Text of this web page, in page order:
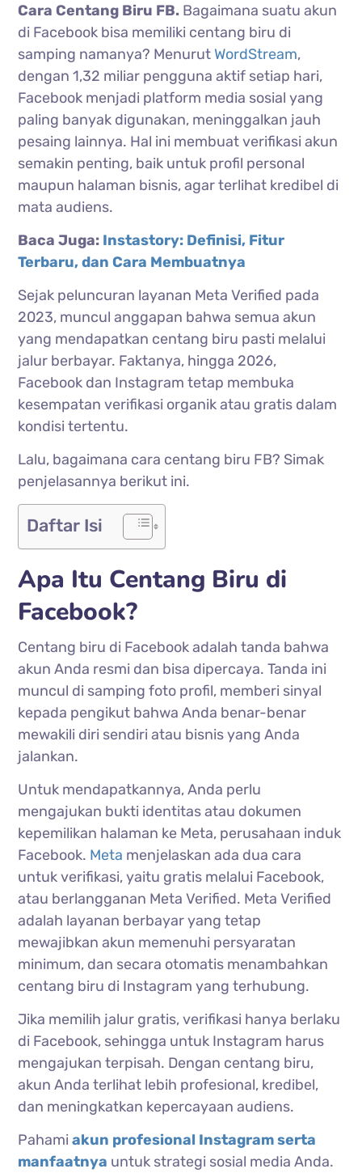
Cara Centang Biru FB. Bagaimana suatu akun
di Facebook bisa memiliki centang biru di
samping namanya? Menurut WordStream,
dengan 1,32 miliar pengguna aktif setiap hari,
Facebook menjadi platform media sosial yang
paling banyak digunakan, meninggalkan jauh
pesaing lainnya. Hal ini membuat verifikasi akun
semakin penting, baik untuk profil personal
maupun halaman bisnis, agar terlihat kredibel di
mata audiens.
Baca Juga: Instastory: Definisi, Fitur
Terbaru, dan Cara Membuatnya
Sejak peluncuran layanan Meta Verified pada
2023, muncul anggapan bahwa semua akun
yang mendapatkan centang biru pasti melalui
jalur berbayar. Faktanya, hingga 2026,
Facebook dan Instagram tetap membuka
kesempatan verifikasi organik atau gratis dalam
kondisi tertentu.
Lalu, bagaimana cara centang biru FB? Simak
penjelasannya berikut ini.
Daftar Isi
Apa Itu Centang Biru di
Facebook?
Centang biru di Facebook adalah tanda bahwa
akun Anda resmi dan bisa dipercaya. Tanda ini
muncul di samping foto profil, memberi sinyal
kepada pengikut bahwa Anda benar-benar
mewakili diri sendiri atau bisnis yang Anda
jalankan.
Untuk mendapatkannya, Anda perlu
mengajukan bukti identitas atau dokumen
kepemilikan halaman ke Meta, perusahaan induk
Facebook. Meta menjelaskan ada dua cara
untuk verifikasi, yaitu gratis melalui Facebook,
atau berlangganan Meta Verified. Meta Verified
adalah layanan berbayar yang tetap
mewajibkan akun memenuhi persyaratan
minimum, dan secara otomatis menambahkan
centang biru di Instagram yang terhubung.
Jika memilih jalur gratis, verifikasi hanya berlaku
di Facebook, sehingga untuk Instagram harus
mengajukan terpisah. Dengan centang biru,
akun Anda terlihat lebih profesional, kredibel,
dan meningkatkan kepercayaan audiens.
Pahamiakun profesional Instagram serta
manfaatnya untuk strategi sosial media Anda.